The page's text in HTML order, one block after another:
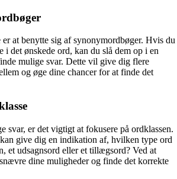
at benytte sig af synonymordbøger. Hvis du
i det ønskede ord, kan du slå dem op i en
mulige svar. Dette vil give dig flere
og øge dine chancer for at finde det
svar, er det vigtigt at fokusere på ordklassen.
give dig en indikation af, hvilken type ord
et udsagnsord eller et tillægsord? Ved at
dine muligheder og finde det korrekte